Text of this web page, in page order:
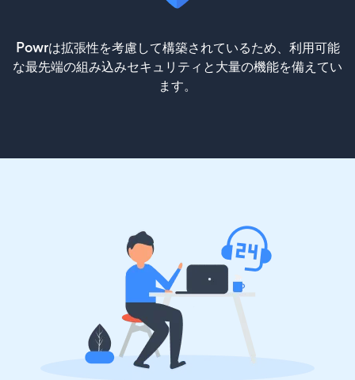
Powrは拡張性を考慮して構築されているため、利用可能
な最先端の組み込みセキュリティと大量の機能を備えてい
ます。